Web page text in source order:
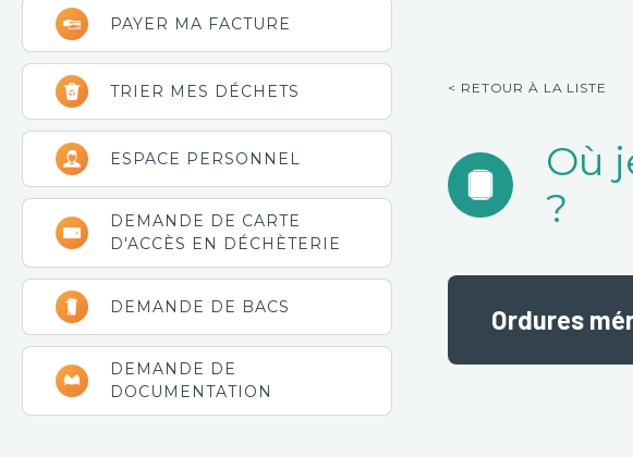
< RETOUR À LA LISTE
Où
?
Ordures
latérale
principale
PAYER MA FACTURE
TRIER MES DÉCHETS
ESPACE PERSONNEL
DEMANDE DE CARTE
D'ACCÈS EN DÉCHÈTERIE
DEMANDE DE BACS
DEMANDE DE
DOCUMENTATION